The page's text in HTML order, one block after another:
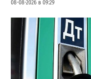
08-08-2026 в 09:29